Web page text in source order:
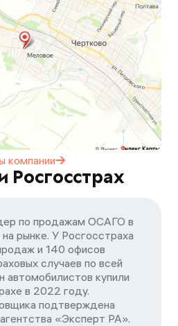
компании
Росгосстрах
по продажам ОСАГО в
рынке. У Росгосстраха
и 140 офисов
случаев по всей
автомобилистов купили
в 2022 году.
подтверждена
«Эксперт РА».